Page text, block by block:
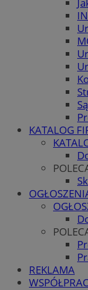
KATALOG
REKLAMA